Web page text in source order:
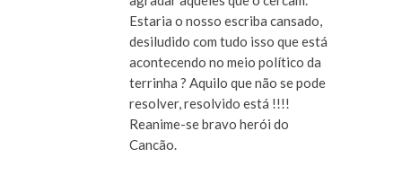
Estaria o nosso escriba cansado,
desiludido com tudo isso que está
acontecendo no meio político da
terrinha ? Aquilo que não se pode
resolver, resolvido está !!!!
Reanime-se bravo herói do
Cancão.